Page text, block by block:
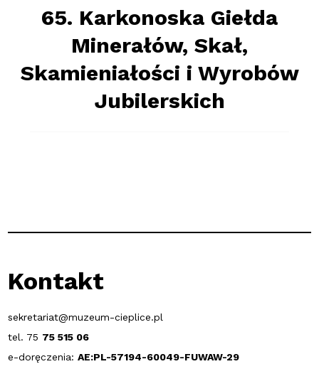
65. Karkonoska Giełda
Minerałów, Skał,
Skamieniałości i Wyrobów
Jubilerskich
Kontakt
sekretariat@muzeum-cieplice.pl
tel. 75 75 515 06
e-doręczenia:AE:PL-57194-60049-FUWAW-29